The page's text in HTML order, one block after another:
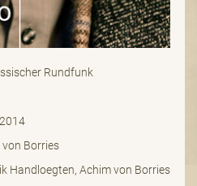
Rundfunk
Borries
Handloegten, Achim von Borries